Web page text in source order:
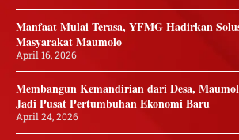
Manfaat Mulai Terasa, YFMG Hadirkan
Masyarakat Maumolo
April 16, 2026
Membangun Kemandirian dari Desa,
Jadi Pusat Pertumbuhan Ekonomi Baru
April 24, 2026